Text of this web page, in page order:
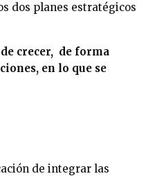
dos planes estratégicos
crecer, de forma
en lo que se
de integrar las